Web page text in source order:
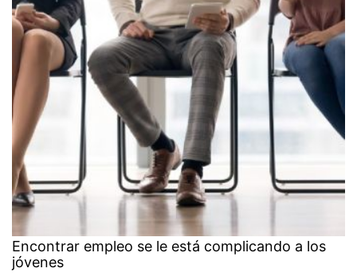
Encontrar empleo se le está complicando a los
jóvenes